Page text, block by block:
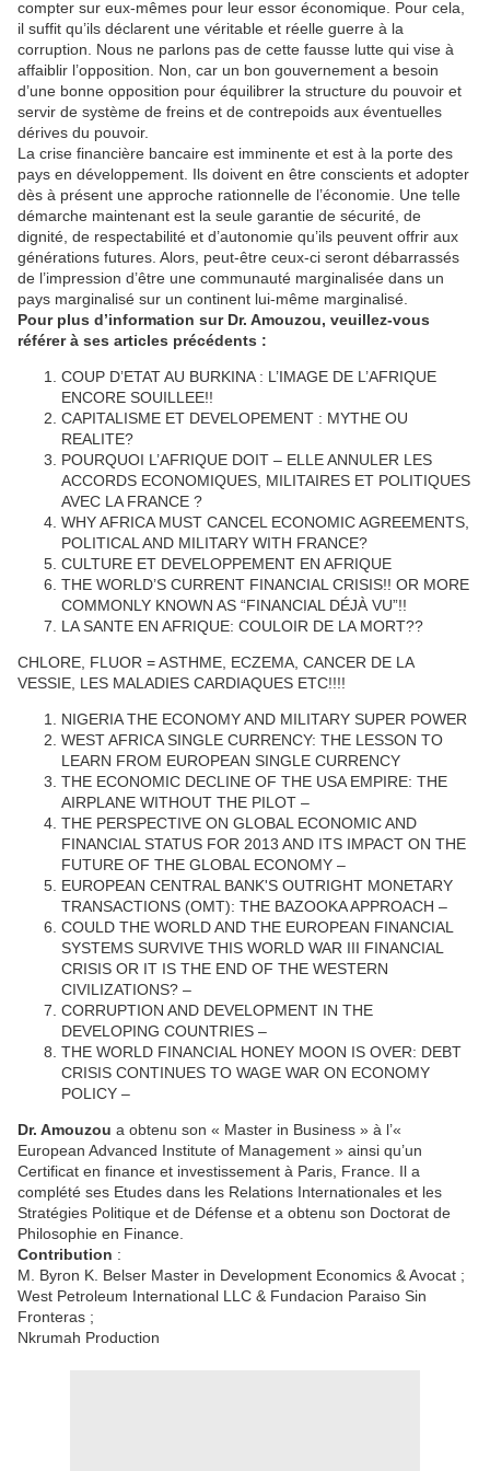
compter sur eux-mêmes pour leur essor économique. Pour cela,
il suffit qu’ils déclarent une véritable et réelle guerre à la
corruption. Nous ne parlons pas de cette fausse lutte qui vise à
affaiblir l’opposition. Non, car un bon gouvernement a besoin
d’une bonne opposition pour équilibrer la structure du pouvoir et
servir de système de freins et de contrepoids aux éventuelles
dérives du pouvoir.
La crise financière bancaire est imminente et est à la porte des
pays en développement. Ils doivent en être conscients et adopter
dès à présent une approche rationnelle de l’économie. Une telle
démarche maintenant est la seule garantie de sécurité, de
dignité, de respectabilité et d’autonomie qu’ils peuvent offrir aux
générations futures. Alors, peut-être ceux-ci seront débarrassés
de l’impression d’être une communauté marginalisée dans un
pays marginalisé sur un continent lui-même marginalisé.
Pour plus d’information sur Dr. Amouzou, veuillez-vous
référer à ses articles précédents :
COUP D’ETAT AU BURKINA : L’IMAGE DE L’AFRIQUE
ENCORE SOUILLEE!!
CAPITALISME ET DEVELOPEMENT : MYTHE OU
REALITE?
POURQUOI L’AFRIQUE DOIT – ELLE ANNULER LES
ACCORDS ECONOMIQUES, MILITAIRES ET POLITIQUES
AVEC LA FRANCE ?
WHY AFRICA MUST CANCEL ECONOMIC AGREEMENTS,
POLITICAL AND MILITARY WITH FRANCE?
CULTURE ET DEVELOPPEMENT EN AFRIQUE
THE WORLD’S CURRENT FINANCIAL CRISIS!! OR MORE
COMMONLY KNOWN AS “FINANCIAL DÉJÀ VU”!!
LA SANTE EN AFRIQUE: COULOIR DE LA MORT??
CHLORE, FLUOR = ASTHME, ECZEMA, CANCER DE LA
VESSIE, LES MALADIES CARDIAQUES ETC!!!!
NIGERIA THE ECONOMY AND MILITARY SUPER POWER
WEST AFRICA SINGLE CURRENCY: THE LESSON TO
LEARN FROM EUROPEAN SINGLE CURRENCY
THE ECONOMIC DECLINE OF THE USA EMPIRE: THE
AIRPLANE WITHOUT THE PILOT –
THE PERSPECTIVE ON GLOBAL ECONOMIC AND
FINANCIAL STATUS FOR 2013 AND ITS IMPACT ON THE
FUTURE OF THE GLOBAL ECONOMY –
EUROPEAN CENTRAL BANK'S OUTRIGHT MONETARY
TRANSACTIONS (OMT): THE BAZOOKA APPROACH –
COULD THE WORLD AND THE EUROPEAN FINANCIAL
SYSTEMS SURVIVE THIS WORLD WAR III FINANCIAL
CRISIS OR IT IS THE END OF THE WESTERN
CIVILIZATIONS? –
CORRUPTION AND DEVELOPMENT IN THE
DEVELOPING COUNTRIES –
THE WORLD FINANCIAL HONEY MOON IS OVER: DEBT
CRISIS CONTINUES TO WAGE WAR ON ECONOMY
POLICY –
Dr. Amouzou a obtenu son « Master in Business » à l’«
European Advanced Institute of Management » ainsi qu’un
Certificat en finance et investissement à Paris, France. Il a
complété ses Etudes dans les Relations Internationales et les
Stratégies Politique et de Défense et a obtenu son Doctorat de
Philosophie en Finance.
Contribution :
M. Byron K. Belser Master in Development Economics & Avocat ;
West Petroleum International LLC & Fundacion Paraiso Sin
Fronteras ;
Nkrumah Production